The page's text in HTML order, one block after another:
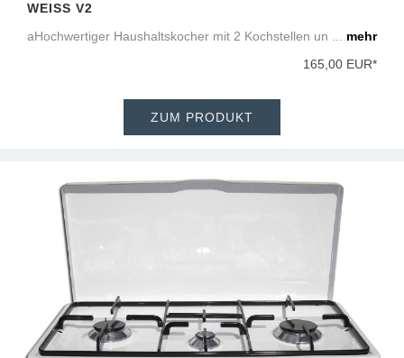
WEISS V2
aHochwertiger Haushaltskocher mit 2 Kochstellen un ... mehr
165,00 EUR*
ZUM PRODUKT